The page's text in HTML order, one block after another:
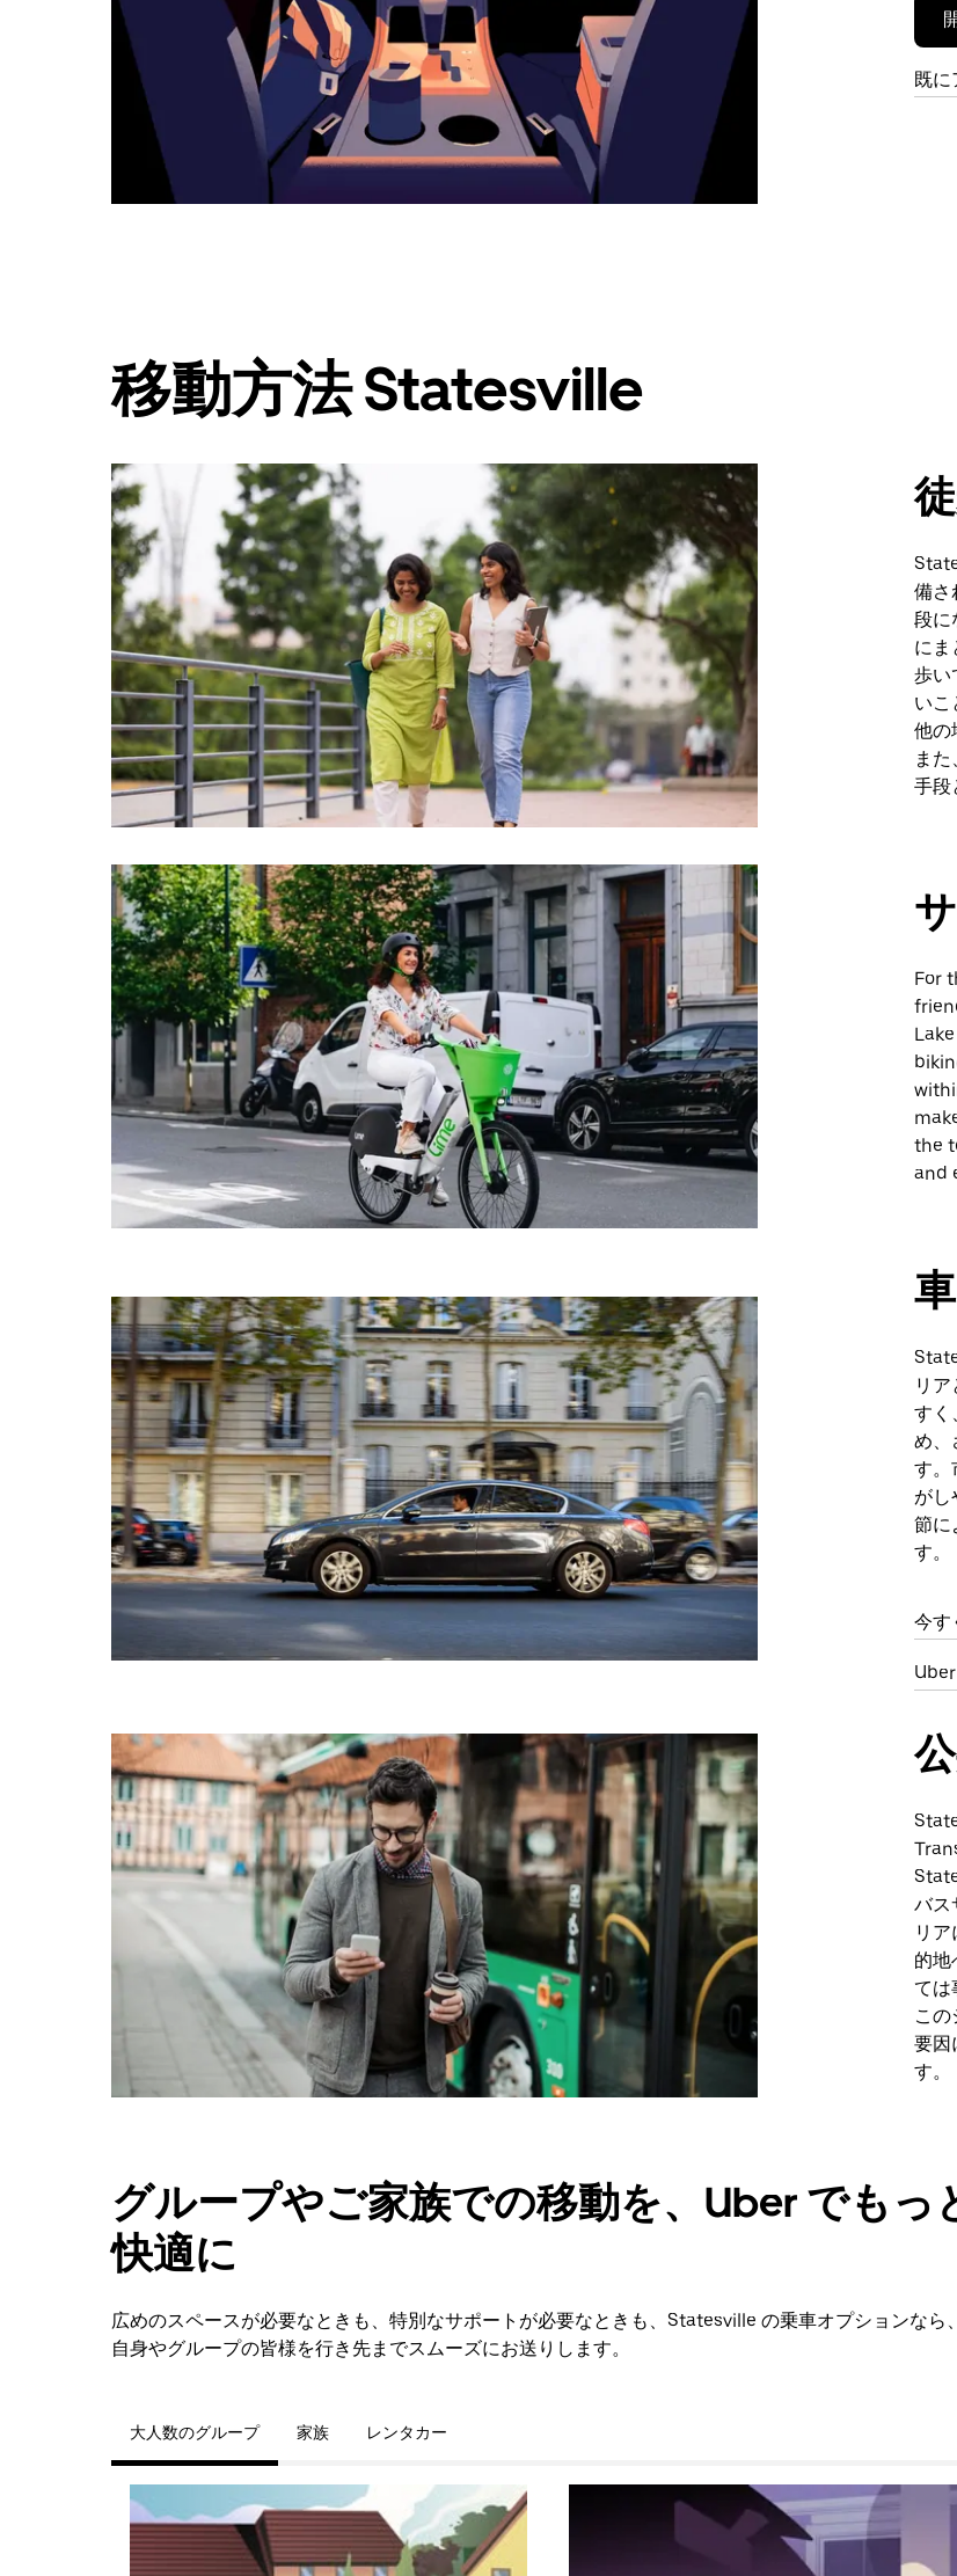
タ
ン
を
既に
移動方法 Statesville
備さ
段に
にま
歩い
いこ
他の
ま
手段
For
the
and
車
リ
すく
め、
す。
がし
節に
す。
今す
バス
リ
的地
ては
こ
要因
す。
グループやご家族での移動を、Uber でもっ
快適に
広めのスペースが必要なときも、特別なサポートが必要なときも、Statesville の乗車オプションなら
自身やグループの皆様を行き先までスムーズにお送りします。
大人数のグループ 家族 レンタカー